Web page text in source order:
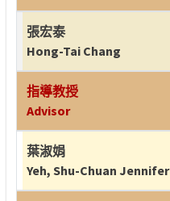
張宏泰
Hong-Tai Chang
指導教授
Advisor
葉淑娟
Yeh, Shu-Chuan Jennifer